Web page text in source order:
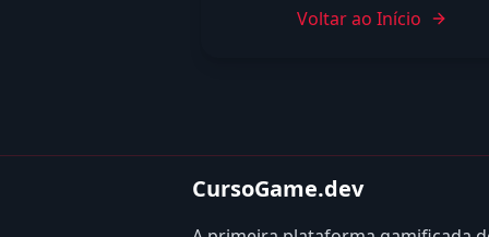
Voltar ao Início
CursoGame.dev